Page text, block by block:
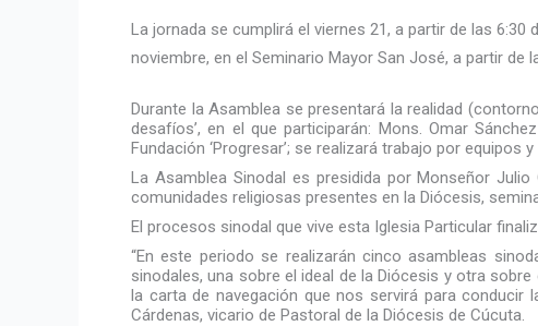
La jornada se cumplirá el viernes 21, a partir de las
noviembre, en el Seminario Mayor San José, a partir de
Durante la Asamblea se presentará la realidad
desafíos’, en el que participarán: Mons. Omar
Fundación ‘Progresar’; se realizará trabajo por equipos
La Asamblea Sinodal es presidida por Monseñor
comunidades religiosas presentes en la Diócesis,
El procesos sinodal que vive esta Iglesia Particular
“En este periodo se realizarán cinco asambleas
sinodales, una sobre el ideal de la Diócesis y otra
la carta de navegación que nos servirá para conducir
Cárdenas, vicario de Pastoral de la Diócesis de Cúcuta.